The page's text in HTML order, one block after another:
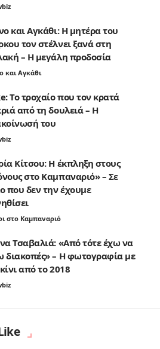
και Αγκάθι: Η μητέρα του
τον στέλνει ξανά στη
– Η μεγάλη προδοσία
και Αγκάθι
Το τροχαίο που τον κρατά
από τη δουλειά – Η
του
Κίτσου: Η έκπληξη στους
στο Καμπαναριό» – Σε
που δεν την έχουμε
στο Καμπαναριό
Τσαβαλιά: «Από τότε έχω να
διακοπές» – Η φωτογραφία με
από το 2018